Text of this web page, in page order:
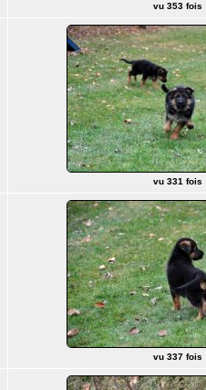
vu 353 fois
vu 331 fois
vu 337 fois